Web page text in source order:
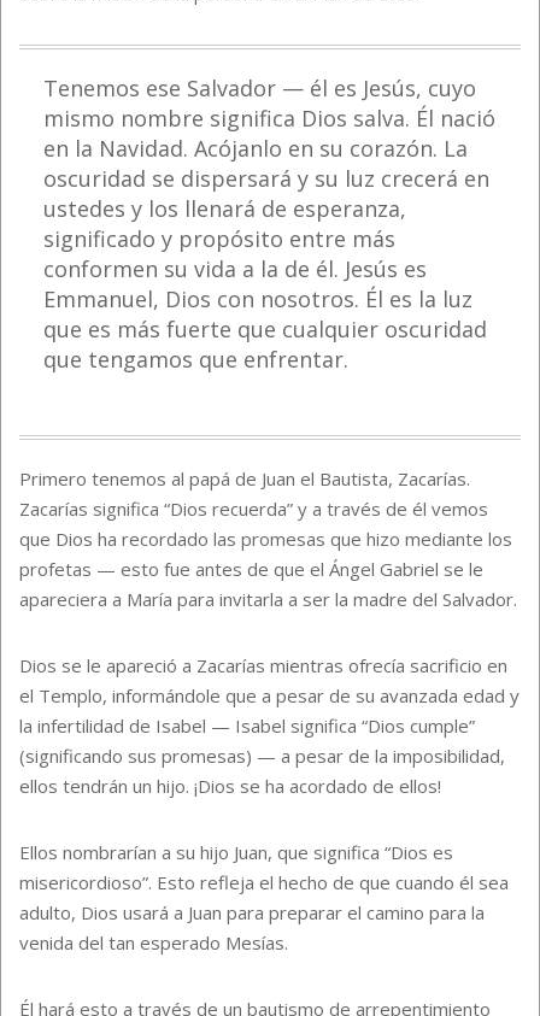
Tenemos ese Salvador — él es Jesús, cuyo
mismo nombre significa Dios salva. Él nació
en la Navidad. Acójanlo en su corazón. La
oscuridad se dispersará y su luz crecerá en
ustedes y los llenará de esperanza,
significado y propósito entre más
conformen su vida a la de él. Jesús es
Emmanuel, Dios con nosotros. Él es la luz
que es más fuerte que cualquier oscuridad
que tengamos que enfrentar.
Primero tenemos al papá de Juan el Bautista, Zacarías.
Zacarías significa “Dios recuerda” y a través de él vemos
que Dios ha recordado las promesas que hizo mediante los
profetas — esto fue antes de que el Ángel Gabriel se le
apareciera a María para invitarla a ser la madre del Salvador.
Dios se le apareció a Zacarías mientras ofrecía sacrificio en
el Templo, informándole que a pesar de su avanzada edad y
la infertilidad de Isabel — Isabel significa “Dios cumple”
(significando sus promesas) — a pesar de la imposibilidad,
ellos tendrán un hijo. ¡Dios se ha acordado de ellos!
Ellos nombrarían a su hijo Juan, que significa “Dios es
misericordioso”. Esto refleja el hecho de que cuando él sea
adulto, Dios usará a Juan para preparar el camino para la
venida del tan esperado Mesías.
Él hará esto a través de un bautismo de arrepentimiento